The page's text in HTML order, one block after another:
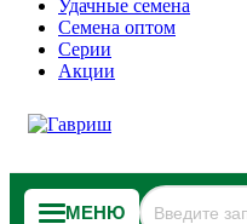
Удачные семена
Семена оптом
Серии
Акции
МЕНЮ